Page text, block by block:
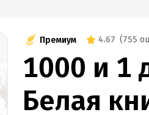
Премиум 4.67 (755
1000 и 1
Белая